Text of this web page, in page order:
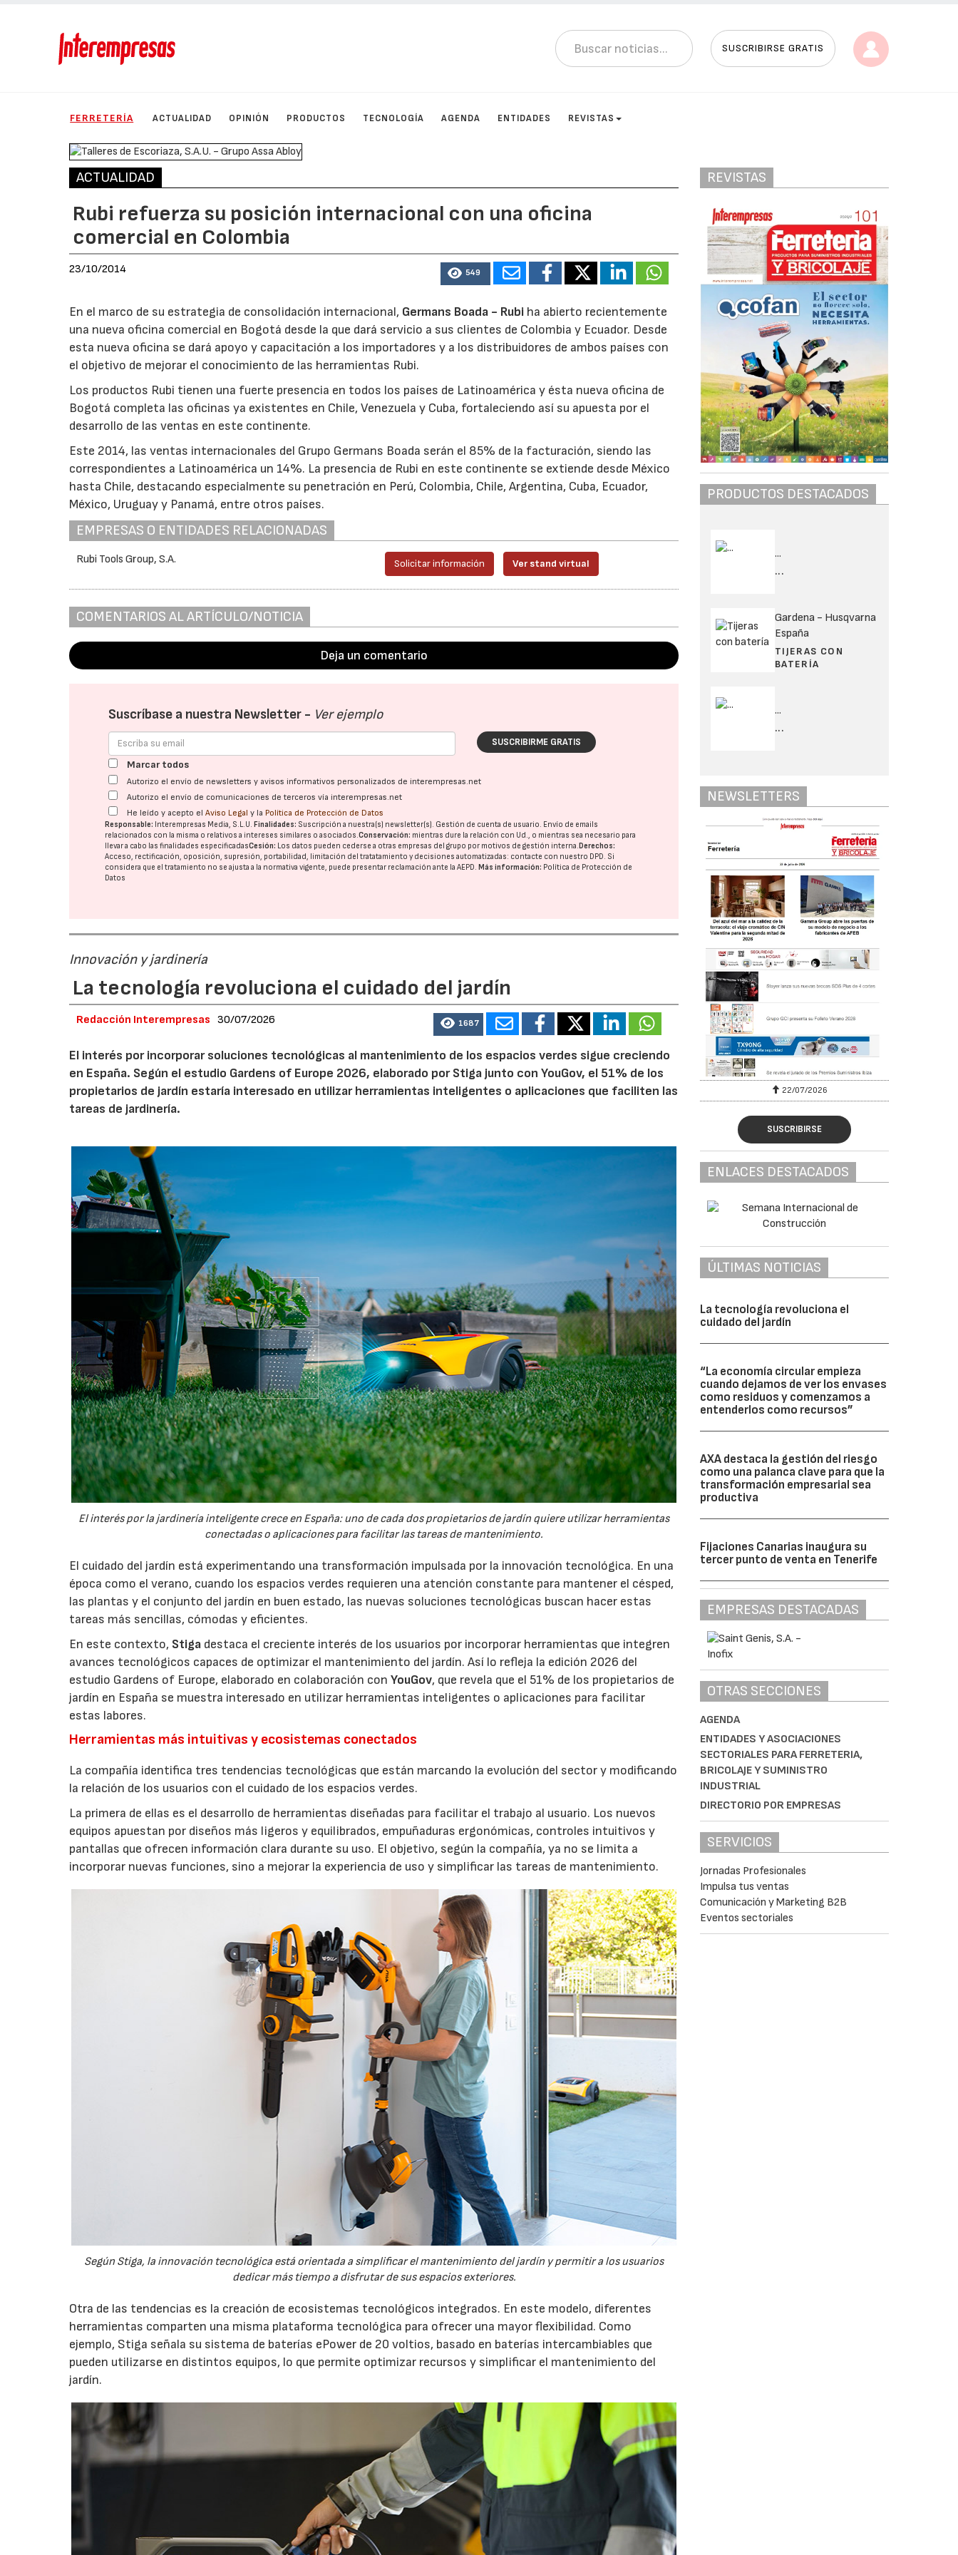
SUSCRIBIRSE GRATIS
FERRETERÍA ACTUALIDAD OPINIÓN PRODUCTOS TECNOLOGÍA AGENDA ENTIDADES REVISTAS
ACTUALIDAD
Rubi refuerza su posición internacional con una oficina
comercial en Colombia
23/10/2014 549
En el marco de su estrategia de consolidación internacional, Germans Boada - Rubi ha abierto recientemente
una nueva oficina comercial en Bogotá desde la que dará servicio a sus clientes de Colombia y Ecuador. Desde
esta nueva oficina se dará apoyo y capacitación a los importadores y a los distribuidores de ambos países con
el objetivo de mejorar el conocimiento de las herramientas Rubi.
Los productos Rubi tienen una fuerte presencia en todos los países de Latinoamérica y ésta nueva oficina de
Bogotá completa las oficinas ya existentes en Chile, Venezuela y Cuba, fortaleciendo así su apuesta por el
desarrollo de las ventas en este continente.
Este 2014, las ventas internacionales del Grupo Germans Boada serán el 85% de la facturación, siendo las
correspondientes a Latinoamérica un 14%. La presencia de Rubi en este continente se extiende desde México
hasta Chile, destacando especialmente su penetración en Perú, Colombia, Chile, Argentina, Cuba, Ecuador,
México, Uruguay y Panamá, entre otros países.
EMPRESAS O ENTIDADES RELACIONADAS
Rubi Tools Group, S.A. Solicitar información Ver stand virtual
COMENTARIOS AL ARTÍCULO/NOTICIA
Deja un comentario
Suscríbase a nuestra Newsletter - Ver ejemplo
SUSCRIBIRME GRATIS
Marcar todos
Autorizo el envío de newsletters y avisos informativos personalizados de interempresas.net
Autorizo el envío de comunicaciones de terceros vía interempresas.net
He leído y acepto elAviso Legal y la Política de Protección de Datos
Responsable: Interempresas Media, S.L.U.Finalidades: Suscripción a nuestra(s) newsletter(s). Gestión de cuenta de usuario. Envío de emails
relacionados con la misma o relativos a intereses similares o asociados.Conservación: mientras dure la relación con Ud., o mientras sea necesario para
llevar a cabo las finalidades especificadasCesión: Los datos pueden cederse a otras empresas del grupo por motivos de gestión interna.Derechos:
Acceso, rectificación, oposición, supresión, portabilidad, limitación del tratatamiento y decisiones automatizadas: contacte con nuestro DPD. Si
considera que el tratamiento no se ajusta a la normativa vigente, puede presentar reclamación ante laAEPD.Más información: Política de Protección de
Datos
Innovación y jardinería
La tecnología revoluciona el cuidado del jardín
Redacción Interempresas 30/07/2026 1687
El interés por incorporar soluciones tecnológicas al mantenimiento de los espacios verdes sigue creciendo
en España. Según el estudio Gardens of Europe 2026, elaborado por Stiga junto con YouGov, el 51% de los
propietarios de jardín estaría interesado en utilizar herramientas inteligentes o aplicaciones que faciliten las
tareas de jardinería.
El interés por la jardinería inteligente crece en España: uno de cada dos propietarios de jardín quiere utilizar herramientas
conectadas o aplicaciones para facilitar las tareas de mantenimiento.
El cuidado del jardín está experimentando una transformación impulsada por la innovación tecnológica. En una
época como el verano, cuando los espacios verdes requieren una atención constante para mantener el césped,
las plantas y el conjunto del jardín en buen estado, las nuevas soluciones tecnológicas buscan hacer estas
tareas más sencillas, cómodas y eficientes.
En este contexto, Stiga destaca el creciente interés de los usuarios por incorporar herramientas que integren
avances tecnológicos capaces de optimizar el mantenimiento del jardín. Así lo refleja la edición 2026 del
estudio Gardens of Europe, elaborado en colaboración conYouGov, que revela que el 51% de los propietarios de
jardín en España se muestra interesado en utilizar herramientas inteligentes o aplicaciones para facilitar
estas labores.
Herramientas más intuitivas y ecosistemas conectados
La compañía identifica tres tendencias tecnológicas que están marcando la evolución del sector y modificando
la relación de los usuarios con el cuidado de los espacios verdes.
La primera de ellas es el desarrollo de herramientas diseñadas para facilitar el trabajo al usuario. Los nuevos
equipos apuestan por diseños más ligeros y equilibrados, empuñaduras ergonómicas, controles intuitivos y
pantallas que ofrecen información clara durante su uso. El objetivo, según la compañía, ya no se limita a
incorporar nuevas funciones, sino a mejorar la experiencia de uso y simplificar las tareas de mantenimiento.
Según Stiga, la innovación tecnológica está orientada a simplificar el mantenimiento del jardín y permitir a los usuarios
dedicar más tiempo a disfrutar de sus espacios exteriores.
Otra de las tendencias es la creación de ecosistemas tecnológicos integrados. En este modelo, diferentes
herramientas comparten una misma plataforma tecnológica para ofrecer una mayor flexibilidad. Como
ejemplo, Stiga señala su sistema de baterías ePower de 20 voltios, basado en baterías intercambiables que
pueden utilizarse en distintos equipos, lo que permite optimizar recursos y simplificar el mantenimiento del
jardín.
REVISTAS
PRODUCTOS DESTACADOS
...
...
Gardena - Husqvarna
España
TIJERAS CON
BATERÍA
...
...
NEWSLETTERS
22/07/2026 29/07/2026 22/07/2026
SUSCRIBIRSE
ENLACES DESTACADOS
ÚLTIMAS NOTICIAS
La tecnología revoluciona el
cuidado del jardín
“La economía circular empieza
cuando dejamos de ver los envases
como residuos y comenzamos a
entenderlos como recursos”
AXA destaca la gestión del riesgo
como una palanca clave para que la
transformación empresarial sea
productiva
Fijaciones Canarias inaugura su
tercer punto de venta en Tenerife
EMPRESAS DESTACADAS
OTRAS SECCIONES
AGENDA
ENTIDADES Y ASOCIACIONES
SECTORIALES PARA FERRETERIA,
BRICOLAJE Y SUMINISTRO
INDUSTRIAL
DIRECTORIO POR EMPRESAS
SERVICIOS
Jornadas Profesionales
Impulsa tus ventas
Comunicación y Marketing B2B
Eventos sectoriales